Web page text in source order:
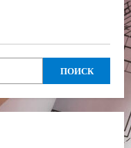
ПОИСК